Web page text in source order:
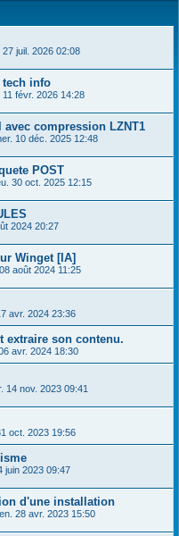
27 juil. 2026 02:08
tech info
11 févr. 2026 14:28
avec compression LZNT1
10 déc. 2025 12:48
POST
30 oct. 2025 12:15
2024 20:27
Winget [IA]
août 2024 11:25
avr. 2024 23:36
extraire son contenu.
avr. 2024 18:30
14 nov. 2023 09:41
oct. 2023 19:56
juin 2023 09:47
d'une installation
28 avr. 2023 15:50